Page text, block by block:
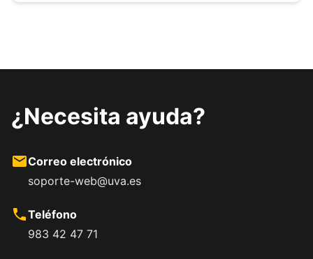
¿Necesita ayuda?
Correo electrónico
soporte-web@uva.es
Teléfono
983 42 47 71